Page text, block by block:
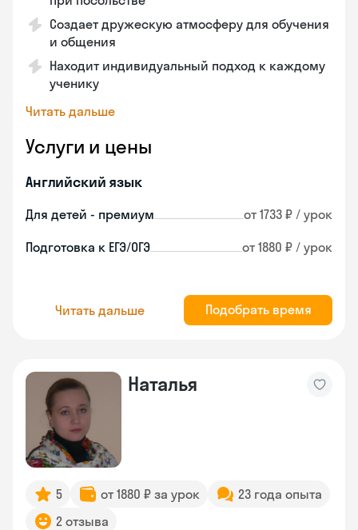
Создает дружескую атмосферу для обучения
и общения
Находит индивидуальный подход к каждому
ученику
Читать дальше
Услуги и цены
Английский язык
Для детей - премиум от 1733 ₽ / урок
Подготовка к ЕГЭ/ОГЭ от 1880 ₽ / урок
Читать дальше Подобрать время
Наталья
5 от 1880 ₽ за урок
23 года опыта
2 отзыва